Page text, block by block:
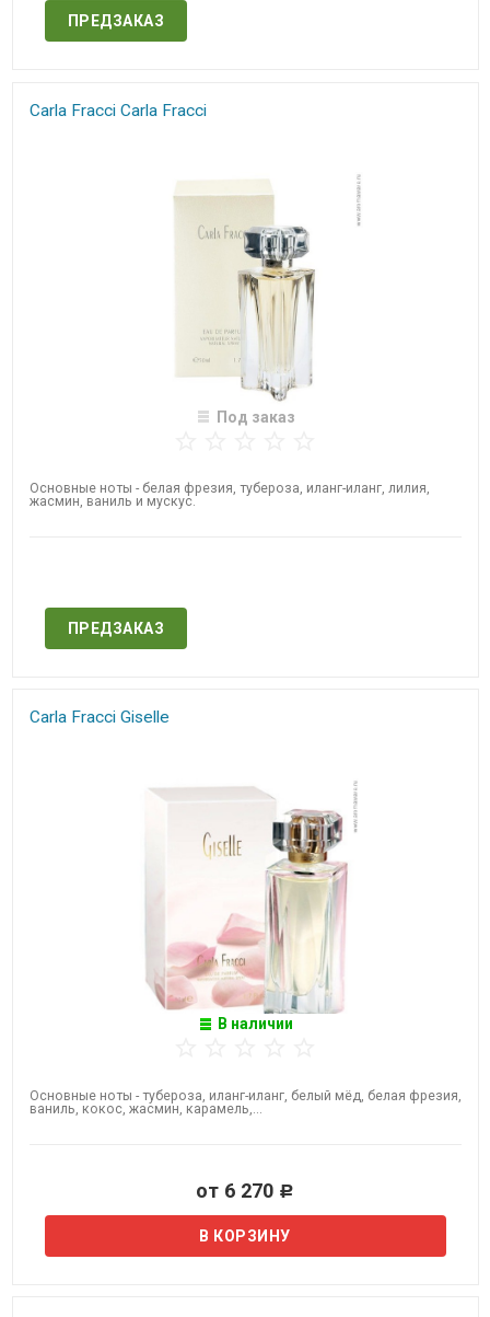
ПРЕДЗАКАЗ
Carla Fracci Carla Fracci
Под заказ
Основные ноты - белая фрезия, тубероза, иланг-иланг, лилия,
жасмин, ваниль и мускус.
ПРЕДЗАКАЗ
Carla Fracci Giselle
В наличии
Основные ноты - тубероза, иланг-иланг, белый мёд, белая фрезия,
ваниль, кокос, жасмин, карамель,...
от 6 270 Р